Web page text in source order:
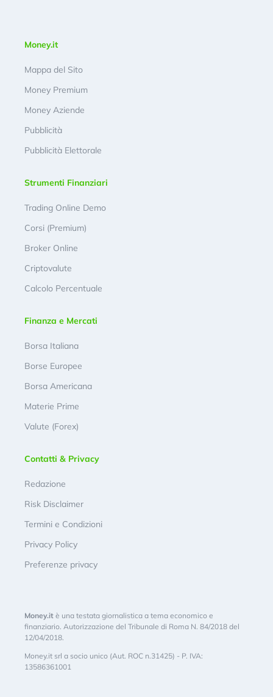
Money.it
Mappa del Sito
Money Premium
Money Aziende
Pubblicità
Pubblicità Elettorale
Strumenti Finanziari
Trading Online Demo
Corsi (Premium)
Broker Online
Criptovalute
Calcolo Percentuale
Finanza e Mercati
Borsa Italiana
Borse Europee
Borsa Americana
Materie Prime
Valute (Forex)
Contatti & Privacy
Redazione
Risk Disclaimer
Termini e Condizioni
Privacy Policy
Preferenze privacy
Money.it è una testata giornalistica a tema economico e
finanziario. Autorizzazione del Tribunale di Roma N. 84/2018 del
12/04/2018.
Money.it srl a socio unico (Aut. ROC n.31425) - P. IVA:
13586361001